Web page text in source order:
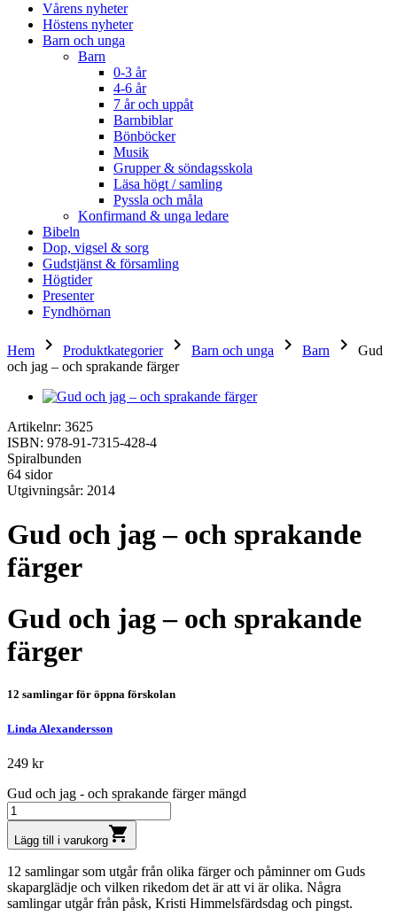
Vårens nyheter
Höstens nyheter
Barn och unga
Barn
0-3 år
4-6 år
7 år och uppåt
Barnbiblar
Bönböcker
Musik
Grupper & söndagsskola
Läsa högt / samling
Pyssla och måla
Konfirmand & unga ledare
Bibeln
Dop, vigsel & sorg
Gudstjänst & församling
Högtider
Presenter
Fyndhörnan
Hem keyboard_arrow_right Produktkategorier keyboard_arrow_right Barn och unga keyboard_arrow_right Barn keyboard_arrow_right
Gud
och jag – och sprakande färger
Artikelnr: 3625
ISBN: 978-91-7315-428-4
Spiralbunden
64 sidor
Utgivningsår: 2014
Gud och jag – och sprakande
färger
Gud och jag – och sprakande
färger
12 samlingar för öppna förskolan
Linda Alexandersson
249 kr
Gud och jag - och sprakande färger mängd
Lägg till i varukorgshopping_cart
12 samlingar som utgår från olika färger och påminner om Guds
skaparglädje och vilken rikedom det är att vi är olika. Några
samlingar utgår från påsk, Kristi Himmelsfärdsdag och pingst.